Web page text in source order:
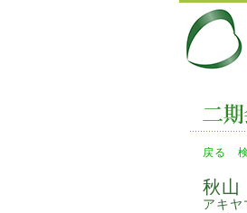
戻る
秋
アキ